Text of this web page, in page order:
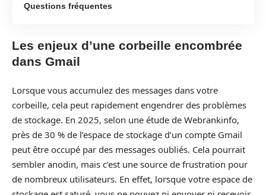
Questions fréquentes
Les enjeux d’une corbeille encombrée
dans Gmail
Lorsque vous accumulez des messages dans votre
corbeille, cela peut rapidement engendrer des problèmes
de stockage. En 2025, selon une étude de Webrankinfo,
près de 30 % de l’espace de stockage d’un compte Gmail
peut être occupé par des messages oubliés. Cela pourrait
sembler anodin, mais c’est une source de frustration pour
de nombreux utilisateurs. En effet, lorsque votre espace de